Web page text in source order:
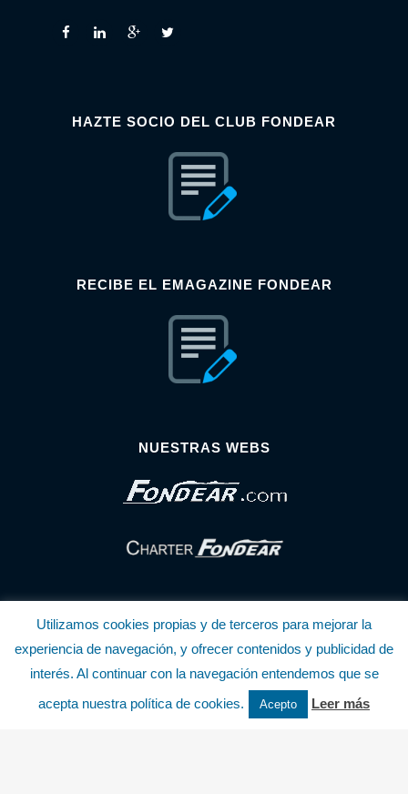
HAZTE SOCIO DEL CLUB FONDEAR
RECIBE EL EMAGAZINE FONDEAR
NUESTRAS WEBS
© Copyright Fondear, S.L.
Aunque se consideran exactas, declinamos toda responsabilidad sobre la
Utilizamos cookies propias y de terceros para mejorar la
experiencia de navegación, y ofrecer contenidos y publicidad de
interés. Al continuar con la navegación entendemos que se
acepta nuestra política de cookies.
Acepto Leer más